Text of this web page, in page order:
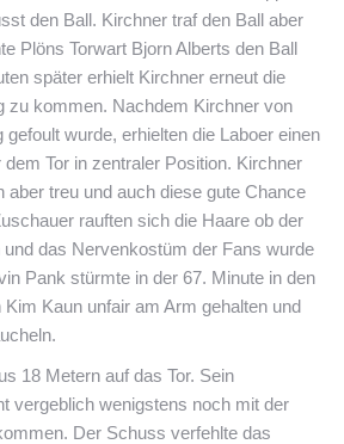
den Ball. Kirchner traf den Ball aber
Plöns Torwart Bjorn Alberts den Ball
später erhielt Kirchner erneut die
zu kommen. Nachdem Kirchner von
wurde, erhielten die Laboer einen
Tor in zentraler Position. Kirchner
aber treu und auch diese gute Chance
rauften sich die Haare ob der
das Nervenkostüm der Fans wurde
Pank stürmte in der 67. Minute in den
Kaun unfair am Arm gehalten und
18 Metern auf das Tor. Sein
vergeblich wenigstens noch mit der
Der Schuss verfehlte das